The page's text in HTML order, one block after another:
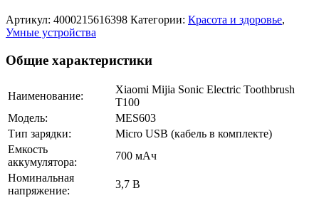
Артикул: 4000215616398 Категории: Красота и здоровье,
Умные устройства
Общие характеристики
Наименование:
Xiaomi Mijia Sonic Electric Toothbrush
T100
Модель:
MES603
Тип зарядки:
Micro USB (кабель в комплекте)
Емкость
аккумулятора:
700 мАч
Номинальная
напряжение:
3,7 В